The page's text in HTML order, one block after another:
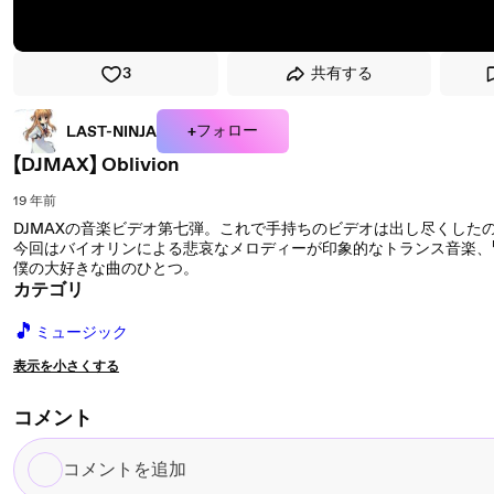
3 共有する
LAST-NINJA +フォロー
【DJMAX】 Oblivion
19 年前
DJMAXの音楽ビデオ第七弾。これで手持ちのビデオは出し尽くした
今回はバイオリンによる悲哀なメロディーが印象的なトランス音楽、「
僕の大好きな曲のひとつ。
カテゴリ
🎵 ミュージック
表示を小さくする
コメント
コ